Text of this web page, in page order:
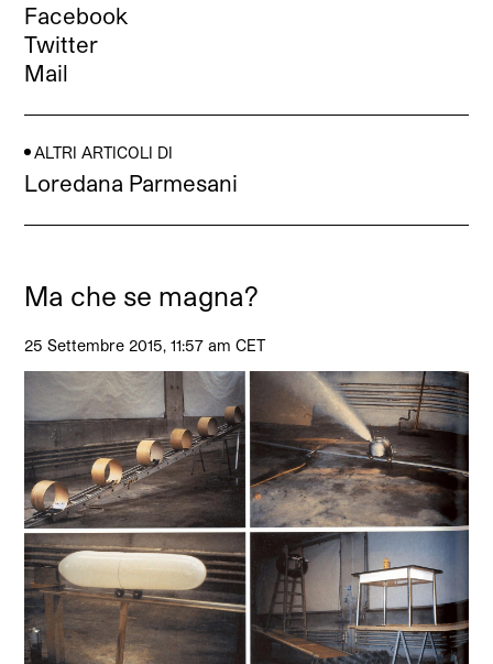
Facebook
Twitter
Mail
ALTRI ARTICOLI DI
Loredana Parmesani
Ma che se magna?
25 Settembre 2015, 11:57 am CET